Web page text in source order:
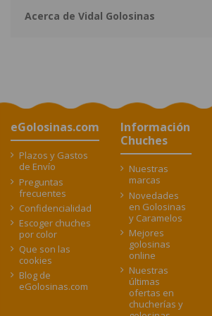
Acerca de Vidal Golosinas
eGolosinas.com
Plazos y Gastos
de Envío
Preguntas
frecuentes
Confidencialidad
Escoger chuches
por color
Que son las
cookies
Blog de
eGolosinas.com
Información
Chuches
Nuestras
marcas
Novedades
en Golosinas
y Caramelos
Mejores
golosinas
online
Nuestras
últimas
ofertas en
chucherías y